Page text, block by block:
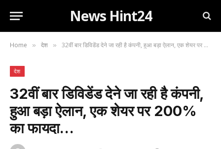
News Hint24
Home » देश » 32वीं बार डिविडेंड देने जा रही है कंपनी, हुआ बड़ा ऐलान, एक शेयर पर 200% का फायदा…
देश
32वीं बार डिविडेंड देने जा रही है कंपनी,
हुआ बड़ा ऐलान, एक शेयर पर 200%
का फायदा…